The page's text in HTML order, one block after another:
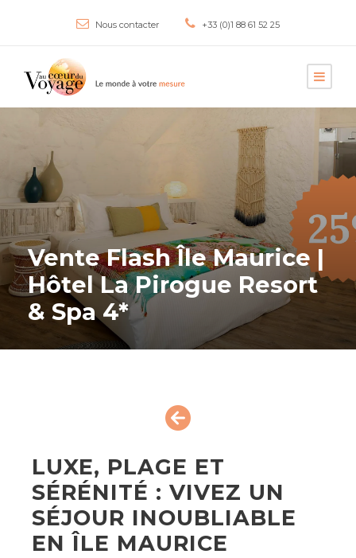
Nous contacter +33 (0)1 88 61 52 25
Vente Flash Île Maurice |
Hôtel La Pirogue Resort
& Spa 4*
LUXE, PLAGE ET
SÉRÉNITÉ : VIVEZ UN
SÉJOUR INOUBLIABLE
EN ÎLE MAURICE